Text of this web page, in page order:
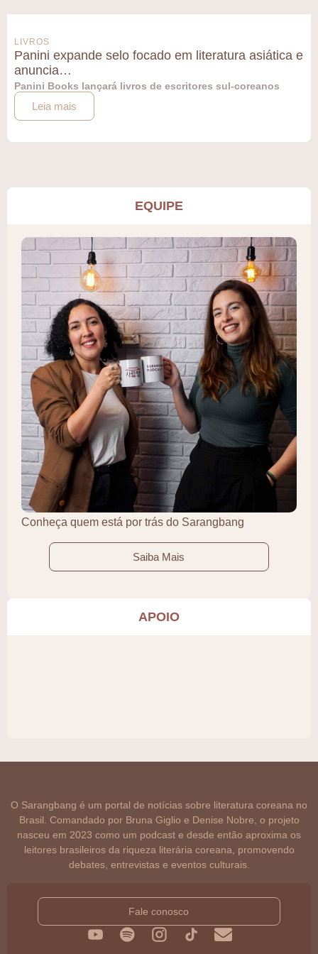
LIVROS
Panini expande selo focado em literatura asiática e
anuncia…
Panini Books lançará livros de escritores sul-coreanos
Leia mais
EQUIPE
Conheça quem está por trás do Sarangbang
Saiba Mais
APOIO
O Sarangbang é um portal de notícias sobre literatura coreana no
Brasil. Comandado por Bruna Giglio e Denise Nobre, o projeto
nasceu em 2023 como um podcast e desde então aproxima os
leitores brasileiros da riqueza literária coreana, promovendo
debates, entrevistas e eventos culturais.
Fale conosco